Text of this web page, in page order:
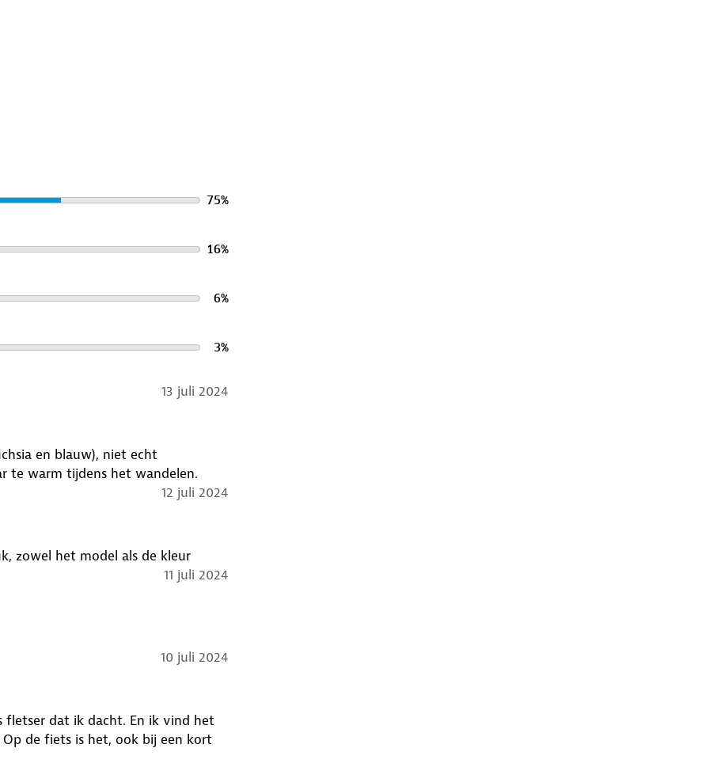
75%
16%
6%
3%
13 juli 2024
en blauw), niet echt
te warm tijdens het wandelen.
12 juli 2024
zowel het model als de kleur
11 juli 2024
10 juli 2024
fletser dat ik dacht. En ik vind het
de fiets is het, ook bij een kort